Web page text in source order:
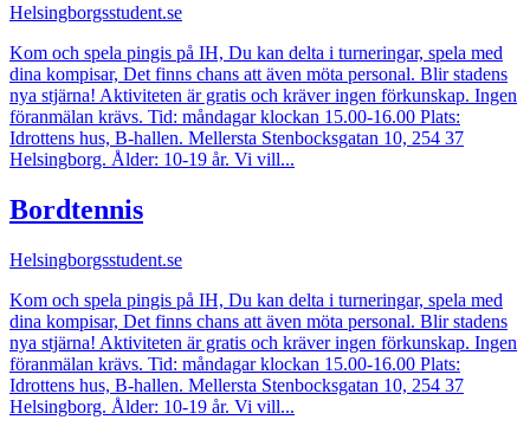
Helsingborgsstudent.se
Kom och spela pingis på IH, Du kan delta i turneringar, spela med
dina kompisar, Det finns chans att även möta personal. Blir stadens
nya stjärna! Aktiviteten är gratis och kräver ingen förkunskap. Ingen
föranmälan krävs. Tid: måndagar klockan 15.00-16.00 Plats:
Idrottens hus, B-hallen. Mellersta Stenbocksgatan 10, 254 37
Helsingborg. Ålder: 10-19 år. Vi vill...
Bordtennis
Helsingborgsstudent.se
Kom och spela pingis på IH, Du kan delta i turneringar, spela med
dina kompisar, Det finns chans att även möta personal. Blir stadens
nya stjärna! Aktiviteten är gratis och kräver ingen förkunskap. Ingen
föranmälan krävs. Tid: måndagar klockan 15.00-16.00 Plats:
Idrottens hus, B-hallen. Mellersta Stenbocksgatan 10, 254 37
Helsingborg. Ålder: 10-19 år. Vi vill...